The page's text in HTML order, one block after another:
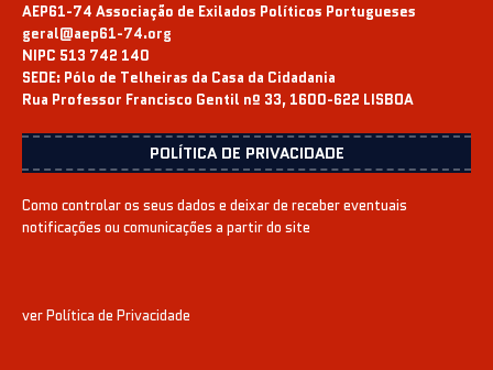
AEP61-74 Associação de Exilados Políticos Portugueses
geral@aep61-74.org
NIPC 513 742 140
SEDE: Pólo de Telheiras da Casa da Cidadania
Rua Professor Francisco Gentil nº 33, 1600-622 LISBOA
POLÍTICA DE PRIVACIDADE
Como controlar os seus dados e deixar de receber eventuais
notificações ou comunicações a partir do site
verPolítica de Privacidade